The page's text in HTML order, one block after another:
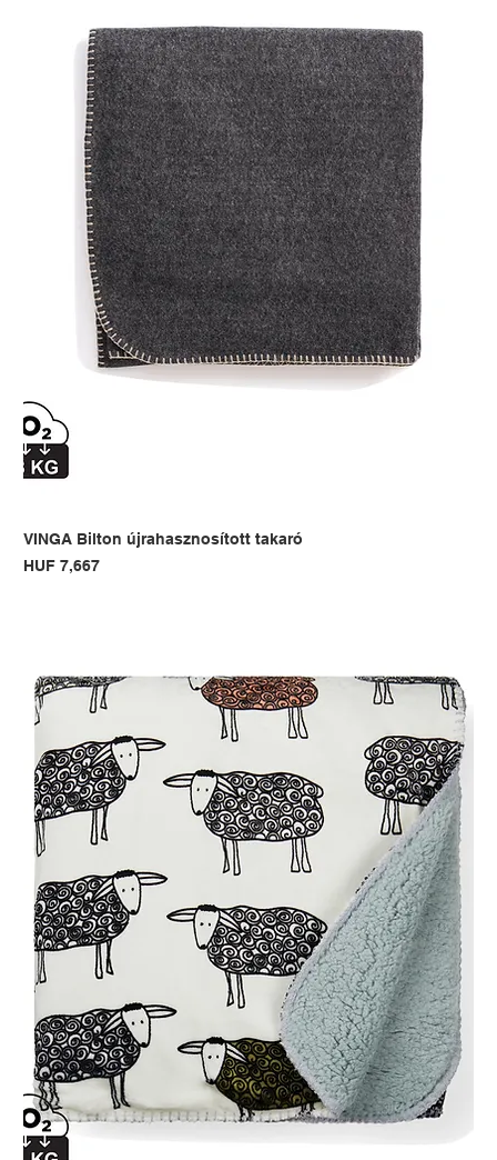
VINGA Bilton újrahasznosított takaró
Price
HUF 7,667